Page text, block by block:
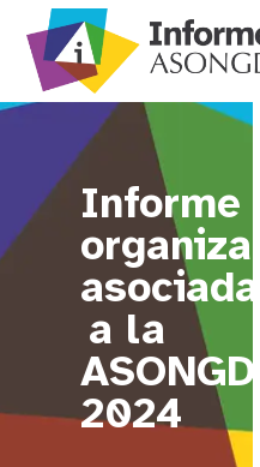
Informe
a la
ASONGD
2024